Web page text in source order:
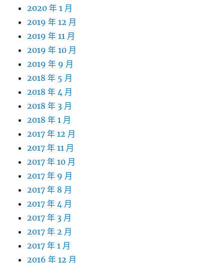
2020 年 1 月
2019 年 12 月
2019 年 11 月
2019 年 10 月
2019 年 9 月
2018 年 5 月
2018 年 4 月
2018 年 3 月
2018 年 1 月
2017 年 12 月
2017 年 11 月
2017 年 10 月
2017 年 9 月
2017 年 8 月
2017 年 4 月
2017 年 3 月
2017 年 2 月
2017 年 1 月
2016 年 12 月